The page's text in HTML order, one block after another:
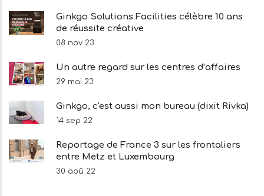
Ginkgo Solutions Facilities célèbre 10 ans
de réussite créative
08 nov 23
Un autre regard sur les centres d’affaires
29 mai 23
Ginkgo, c'est aussi mon bureau (dixit Rivka)
14 sep 22
Reportage de France 3 sur les frontaliers
entre Metz et Luxembourg
30 aoû 22